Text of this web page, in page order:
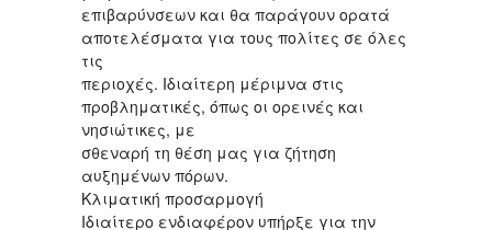
επιβαρύνσεων και θα παράγουν ορατά
αποτελέσματα για τους πολίτες σε όλες
τις
περιοχές. Ιδιαίτερη μέριμνα στις
προβληματικές, όπως οι ορεινές και
νησιώτικες, με
σθεναρή τη θέση μας για ζήτηση
αυξημένων πόρων.
Κλιματική προσαρμογή
Ιδιαίτερο ενδιαφέρον υπήρξε για την